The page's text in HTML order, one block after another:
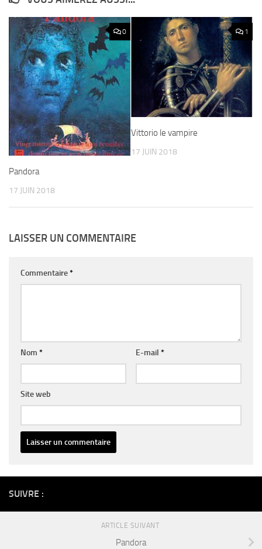
0
Pandora
17 JUIN 2018
1
Vittorio le vampire
17 JUIN 2018
LAISSER UN COMMENTAIRE
Commentaire*
Nom * E-mail *
Site web
SUIVRE :
ARTICLE SUIVANT
Pandora